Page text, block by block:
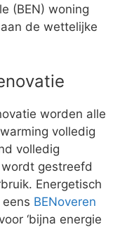
(BEN) woning
de wettelijke
worden alle
volledig
volledig
gestreefd
Energetisch
BENoveren
‘bijna energie